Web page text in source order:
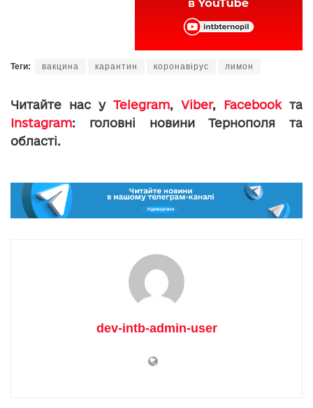
Теги: вакцина карантин коронавірус лимон
Читайте нас у Telegram, Viber, Facebookта
Instagram: головні новини Тернополя та
області.
dev-intb-admin-user